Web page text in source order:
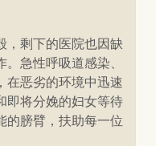
，剩下的医院也因缺
急性呼吸道感染、
在恶劣的环境中迅速
即将分娩的妇女等待
的膀臂，扶助每一位